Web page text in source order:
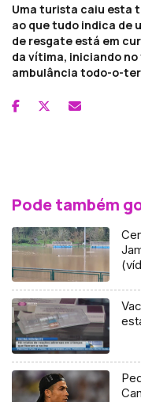
Uma turista caiu esta
ao que tudo indica de
de resgate está em
da vítima, iniciando no
ambulância todo-o-
Pode também